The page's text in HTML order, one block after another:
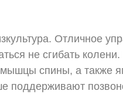
Отличное
не сгибать
спины, а также
поддерживают